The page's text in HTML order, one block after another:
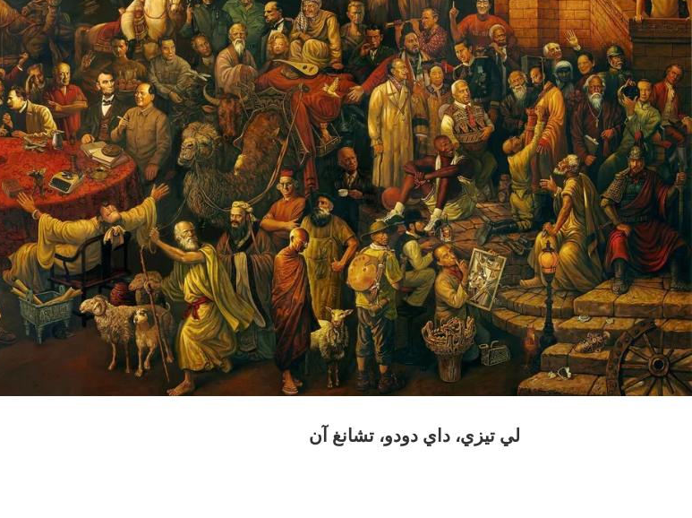
لي تيزي، داي دودو، تشانغ آن